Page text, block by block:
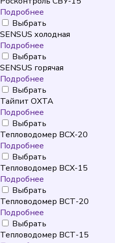
Подробнее
Выбрать
SENSUS холодная
Подробнее
Выбрать
SENSUS горячая
Подробнее
Выбрать
Тайпит ОХТА
Подробнее
Выбрать
Тепловодомер ВСХ-20
Подробнее
Выбрать
Тепловодомер ВСХ-15
Подробнее
Выбрать
Тепловодомер ВСТ-20
Подробнее
Выбрать
Тепловодомер ВСТ-15